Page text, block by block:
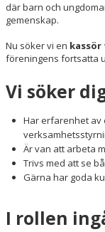
FÖRSÄLJNINGSAKTIVITET
BILDGALLERI
DOKUMENT
INFO LEDARE
där barn och
gemenskap.
Nu söker vi en
föreningens fortsatta
Vi söker
Har erfarenhet av
Är van att arbeta
Trivs med att se
Gärna har goda
I rollen